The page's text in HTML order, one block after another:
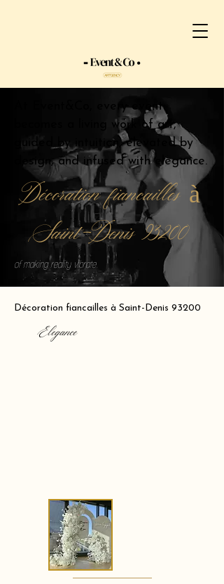
At Event&Co, every event
becomes a living work of art,
guided by intuition, elevated by
design, and infused with elegance.
Décoration fiancailles à
Saint-Denis 93200
of making reality vibrate.
Décoration fiancailles à Saint-Denis 93200
Elegance